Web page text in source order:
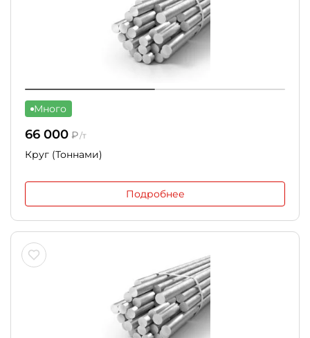
Много
66 000 ₽/т
Круг (Тоннами)
Подробнее